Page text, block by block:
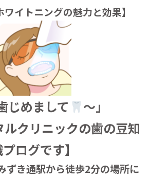
ワイトニングの魅力と効果】
じめまして
～」
ルクリニックの歯の豆知
ログです】
ずき通駅から徒歩2分の場所に